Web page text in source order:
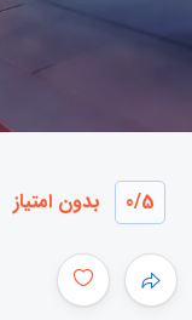
0/5 بدون امتیاز